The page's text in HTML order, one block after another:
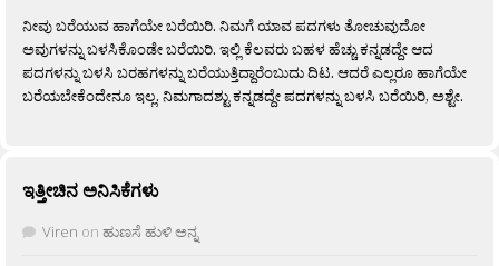
ನೀವು ಬರೆಯುವ ಹಾಗೆಯೇ ಬರೆಯಿರಿ. ನಿಮಗೆ ಯಾವ ಪದಗಳು ತೋಚುವುದೋ
ಅವುಗಳನ್ನು ಬಳಸಿಕೊಂಡೇ ಬರೆಯಿರಿ. ಇಲ್ಲಿ ಕೆಲವರು ಬಹಳ ಹೆಚ್ಚು ಕನ್ನಡದ್ದೇ ಆದ
ಪದಗಳನ್ನು ಬಳಸಿ ಬರಹಗಳನ್ನು ಬರೆಯುತ್ತಿದ್ದಾರೆಂಬುದು ದಿಟ. ಆದರೆ ಎಲ್ಲರೂ ಹಾಗೆಯೇ
ಬರೆಯಬೇಕೆಂದೇನೂ ಇಲ್ಲ. ನಿಮಗಾದಶ್ಟು ಕನ್ನಡದ್ದೇ ಪದಗಳನ್ನು ಬಳಸಿ ಬರೆಯಿರಿ, ಅಶ್ಟೇ.
ಇತ್ತೀಚಿನ ಅನಿಸಿಕೆಗಳು
Viren on ಹುಣಸೆ ಹುಳಿ ಅನ್ನ